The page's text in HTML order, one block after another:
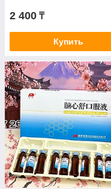
2 400 ₸
Купить